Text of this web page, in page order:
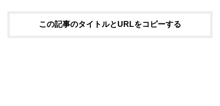
この記事のタイトルとURLをコピーする